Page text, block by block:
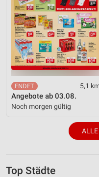
5,1
Angebote ab 03.08.
Noch morgen gültig
ALLE
Top Städte